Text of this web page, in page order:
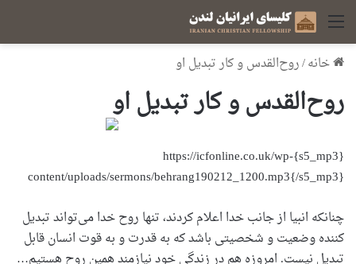
منو
خانه/روح‌‌القدس و کار تبدیل او
روح‌‌القدس و کار تبدیل او
{s5_mp3}https://icfonline.co.uk/wp-
content/uploads/sermons/behrang190212_1200.mp3{/s5_mp3}
چنانکه انبیا از جانب خدا اعلام کردند، تنها روح خدا می‌تواند تبدیل
کننده وضعیت و شخصیتی باشد که به قدرت و به قوت انسان قابل